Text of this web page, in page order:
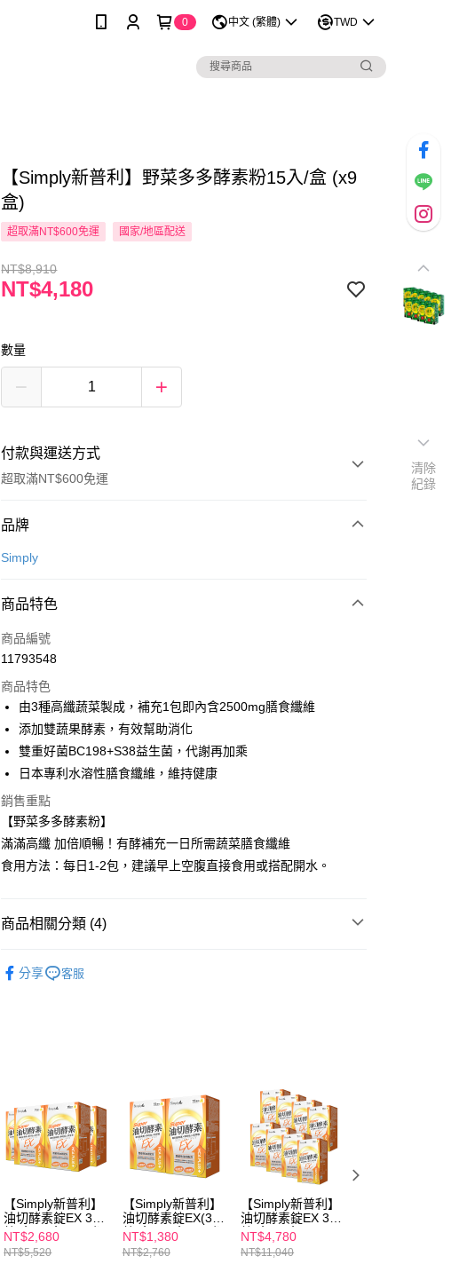
0 中文 (繁體) TWD
【Simply新普利】野菜多多酵素粉15入/盒 (x9
盒)
超取滿NT$600免運 國家/地區配送
NT$8,910
NT$4,180
數量
付款與運送方式
超取滿NT$600免運
付款方式
信用卡一次付款
Apple Pay
街口支付
悠遊付
Google Pay
AFTEE先享後付
相關說明
【關於「AFTEE先享後付」】
AFTEE先享後付是「在收到商品之後才付款」的支付方式。 讓您購物簡單
２．便利：只要手機號碼，簡訊認證，即可結帳。
【「AFTEE先享後付」結帳流程】
※ 交易是否成功請以「AFTEE先享後付 」之結帳頁面顯示為準，若有關於
是否繳費成功／繳費後需取消欲退款等相關疑問，請聯繫「AFTEE先享後
付客戶支援中心」https://netprotections.freshdesk.com/support/home
交易，需依本服務之必要範圍內提供個人資料，並將交易相關給付款項請
求債權轉讓予恩沛科技股份有限公司。
２．關於個人資料處理事宜，請瀏覽以下網址：
https://aftee.tw/terms/#terms3
ATM付款
運送方式
每筆NT$100，滿NT$600(含以上)免運費
每筆NT$100，滿NT$600(含以上)免運費
付款後萊爾富取貨
每筆NT$100，滿NT$600(含以上)免運費
每筆NT$100，滿NT$600(含以上)免運費
付款後7-11取貨
品牌
Simply
商品特色
商品編號
11793548
商品特色
由3種高纖蔬菜製成，補充1包即內含2500mg膳食纖維
添加雙蔬果酵素，有效幫助消化
雙重好菌BC198+S38益生菌，代謝再加乘
日本專利水溶性膳食纖維，維持健康
銷售重點
【野菜多多酵素粉】
滿滿高纖 加倍順暢！有酵補充一日所需蔬菜膳食纖維
食用方法：每日1-2包，建議早上空腹直接食用或搭配開水。
商品相關分類 (4)
分享 客服
【Simply新普利】
油切酵素錠EX 30
錠/盒(x4盒) (日酵
素油切)
NT$2,680
NT$5,520
【Simply新普利】
油切酵素錠EX(30
錠/盒)(x2盒)(日酵
素油切)
NT$1,380
NT$2,760
【Simply新普利】
油切酵素錠EX 30
錠/盒(x8盒)
NT$4,780
NT$11,040
清除
紀錄